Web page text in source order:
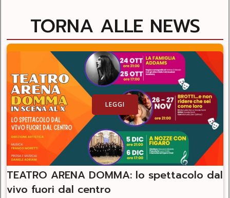
TORNA ALLE NEWS
LEGGI
TEATRO ARENA DOMMA: lo spettacolo dal
vivo fuori dal centro